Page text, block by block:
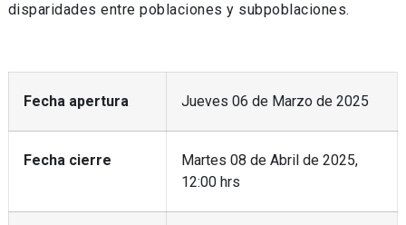
disparidades entre poblaciones y subpoblaciones.
Fecha apertura Jueves 06 de Marzo de 2025
Fecha cierre
Martes 08 de Abril de 2025,
12:00 hrs